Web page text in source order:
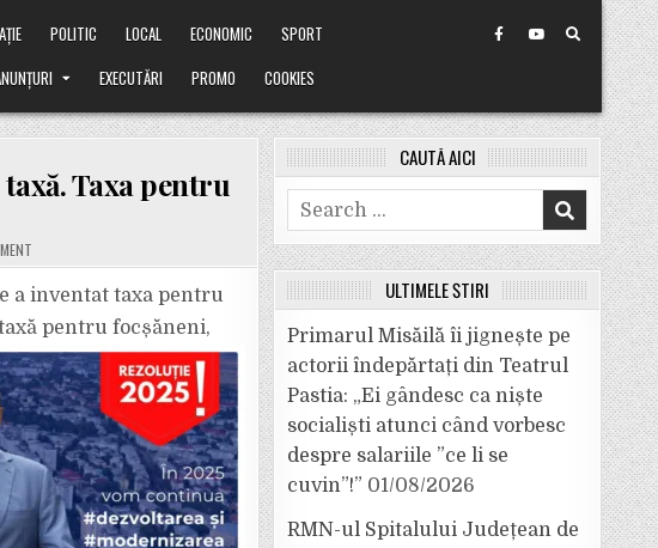
POLITIC LOCAL ECONOMIC
SPORT
EXECUTĂRI PROMO COOKIES
Taxa pentru
MISĂILĂ
SE
MAI
OPREȘTE.
A
MAI
BĂGAT
O
TAXĂ.
TAXA
PENTRU
LOCUL
DE…
SUB
MAȘINĂ.
a inventat taxa pentru
pentru focșăneni,
CAUTĂ AICI
Search
for:
ULTIMELE ȘTIRI
Primarul Misăilă îi jignește pe
actorii îndepărtați din Teatrul
Pastia: „Ei gândesc ca niște
socialiști atunci când vorbesc
despre salariile ”ce li se
cuvin”!” 01/08/2026
RMN-ul Spitalului Județean de